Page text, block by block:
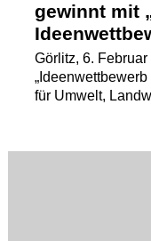
gewinnt mit
Görlitz, 6.
für Umwelt,